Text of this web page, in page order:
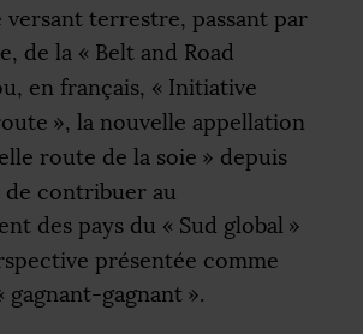
terrestre, passant par
de la « Belt and Road
en français, « Initiative
», la nouvelle appellation
route de la soie » depuis
de contribuer au
des pays du « Sud global »
présentée comme
gagnant-gagnant ».